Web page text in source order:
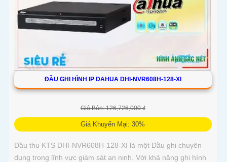
ĐẦU GHI HÌNH IP DAHUA DHI-NVR608H-128-XI
Giá Bán: 126,726,000 ₫
Giá Khuyến Mại: 30%
Đầu thu KTS DHI-NVR608H-128-XI là một Đầu ghi chuyên
dụng trong lĩnh vực giám sát an ninh. Với khả năng ghi hình